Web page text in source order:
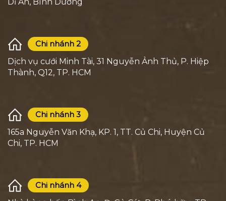
Chi nhánh 2
Dịch vụ cưới Minh Tài, 31 Nguyễn Ảnh Thủ, P. Hiệp
Thành, Q12, TP. HCM
Chi nhánh 3
165a Nguyễn Văn Khạ, KP. 1, TT. Củ Chi, Huyện Củ
Chi, TP. HCM
Chi nhánh 4